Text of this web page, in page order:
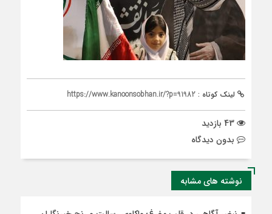
لینک کوتاه : https://www.kanoonsobhan.ir/?p=91982
بدون دیدگاه
نوشته های مشابه